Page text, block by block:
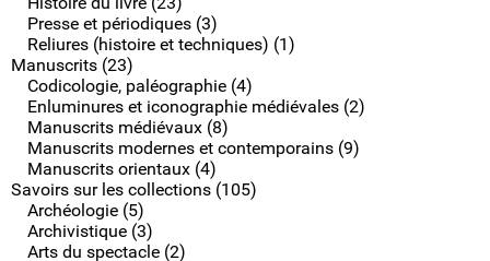
Presse et périodiques (3)
Reliures (histoire et techniques) (1)
Manuscrits (23)
Codicologie, paléographie (4)
Enluminures et iconographie médiévales (2)
Manuscrits médiévaux (8)
Manuscrits modernes et contemporains (9)
Manuscrits orientaux (4)
Savoirs sur les collections (105)
Archéologie (5)
Archivistique (3)
Arts du spectacle (2)